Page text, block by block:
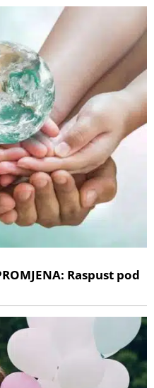
Raspust pod